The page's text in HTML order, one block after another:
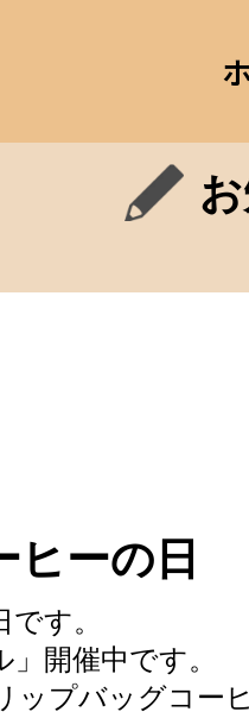
ヒーの日
す。
開催中です。
ップバッグコー